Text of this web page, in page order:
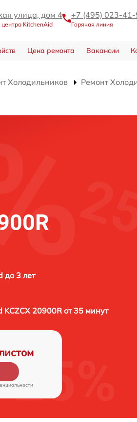
улица, дом 4
KitchenAid
+7 (495) 023-
Горячая линия
Цена ремонта Вакансии
Холодильников
Ремонт
до 3 лет
KCZCX 20900R от 35 минут